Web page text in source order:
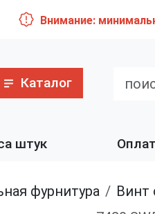
Внимание:
Каталог
штук
фурнитура Винт